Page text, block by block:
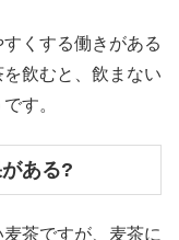
くする働きがある
飲むと、飲まない
す。
ある?
茶ですが、麦茶に